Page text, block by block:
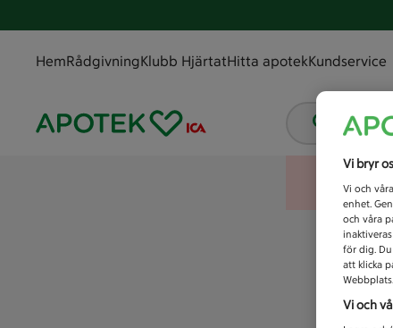
HemRådgivningKlubb HjärtatHitta apotekKundservice
Vad
Vi bryr
Vi och våra
enhet.
och våra
för dig.
att klicka
Vi och